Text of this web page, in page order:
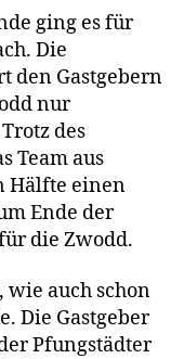
ging es für
Die
den Gastgebern
nur
des
Team aus
Hälfte einen
Ende der
die Zwodd.
wie auch schon
Die Gastgeber
Pfungstädter